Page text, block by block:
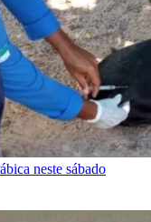
neste sábado